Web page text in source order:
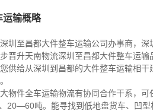
运输概略
圳至昌都大件整车运输公司办事商，深
晋升天南物流深圳至昌都大件整车运
供给从深圳到昌都的大件整车运输相
物件全车运输物流有协同合作干系，
20—60吨。能寻找到低地盘货车、凹